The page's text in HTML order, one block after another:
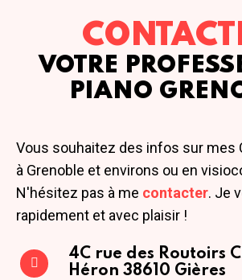
VOTRE
PIANO
Vous souhaitez des infos sur mes
à Grenoble et environs ou en
N'hésitez pas à me contacter. Je
rapidement et avec plaisir !
4C rue des Routoirs
Héron 38610 Gières